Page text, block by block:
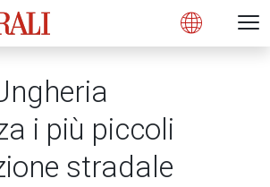
Open
i più piccoli
stradale